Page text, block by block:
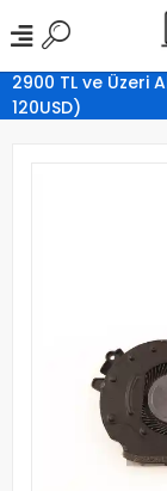
2900 TL ve Üzeri
120USD)